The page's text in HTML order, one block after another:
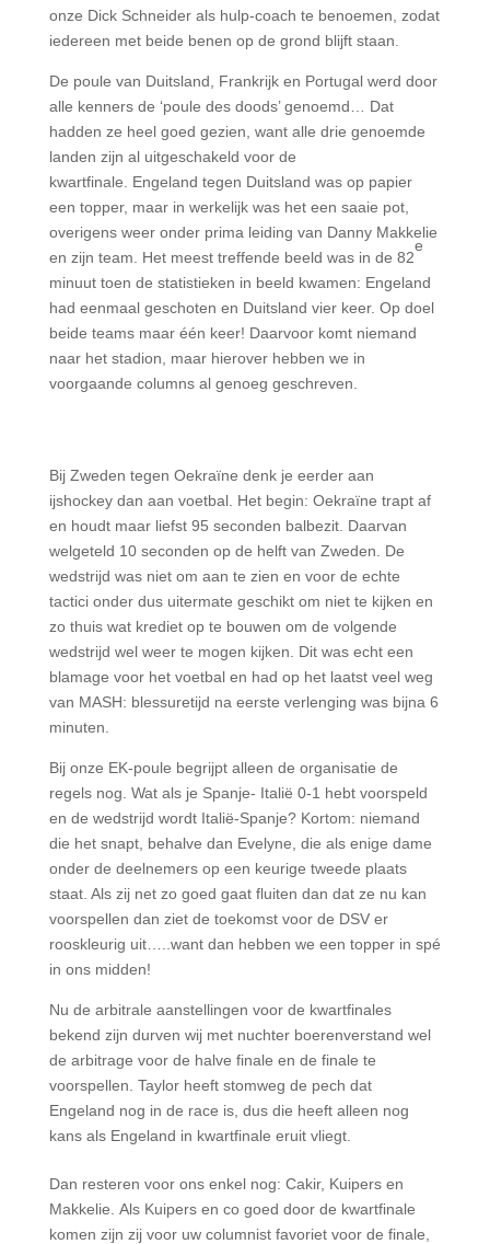
onze Dick Schneider als hulp-coach te benoemen, zodat
iedereen met beide benen op de grond blijft staan.
De poule van Duitsland, Frankrijk en Portugal werd door
alle kenners de ‘poule des doods’ genoemd… Dat
hadden ze heel goed gezien, want alle drie genoemde
landen zijn al uitgeschakeld voor de
kwartfinale. Engeland tegen Duitsland was op papier
een topper, maar in werkelijk was het een saaie pot,
overigens weer onder prima leiding van Danny Makkelie
en zijn team. Het meest treffende beeld was in de 82
e
minuut toen de statistieken in beeld kwamen: Engeland
had eenmaal geschoten en Duitsland vier keer. Op doel
beide teams maar één keer! Daarvoor komt niemand
naar het stadion, maar hierover hebben we in
voorgaande columns al genoeg geschreven.
Bij Zweden tegen Oekraïne denk je eerder aan
ijshockey dan aan voetbal. Het begin: Oekraïne trapt af
en houdt maar liefst 95 seconden balbezit. Daarvan
welgeteld 10 seconden op de helft van Zweden. De
wedstrijd was niet om aan te zien en voor de echte
tactici onder dus uitermate geschikt om niet te kijken en
zo thuis wat krediet op te bouwen om de volgende
wedstrijd wel weer te mogen kijken. Dit was echt een
blamage voor het voetbal en had op het laatst veel weg
van MASH: blessuretijd na eerste verlenging was bijna 6
minuten.
Bij onze EK-poule begrijpt alleen de organisatie de
regels nog. Wat als je Spanje- Italië 0-1 hebt voorspeld
en de wedstrijd wordt Italië-Spanje? Kortom: niemand
die het snapt, behalve dan Evelyne, die als enige dame
onder de deelnemers op een keurige tweede plaats
staat. Als zij net zo goed gaat fluiten dan dat ze nu kan
voorspellen dan ziet de toekomst voor de DSV er
rooskleurig uit…..want dan hebben we een topper in spé
in ons midden!
Nu de arbitrale aanstellingen voor de kwartfinales
bekend zijn durven wij met nuchter boerenverstand wel
de arbitrage voor de halve finale en de finale te
voorspellen. Taylor heeft stomweg de pech dat
Engeland nog in de race is, dus die heeft alleen nog
kans als Engeland in kwartfinale eruit vliegt.
Dan resteren voor ons enkel nog: Cakir, Kuipers en
Makkelie. Als Kuipers en co goed door de kwartfinale
komen zijn zij voor uw columnist favoriet voor de finale,